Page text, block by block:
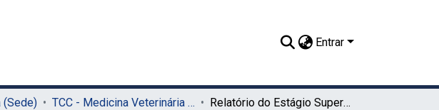
Entrar
(Sede) TCC - Medicina Veterinária (Sede) Relatório do Estágio Supervisionado Obrigatório (ESO), realizado na Universidade Estadual Paulista (FMVZ – UNESP) Campus Botucatu – SP e na Equestre Clínica, Cirurgia e Reprodução – Lagoa Seca – PB